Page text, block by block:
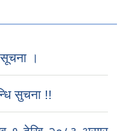
सूचना ।
सुचना !!